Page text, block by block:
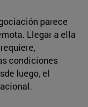
parece
Llegar a ella
condiciones
luego, el